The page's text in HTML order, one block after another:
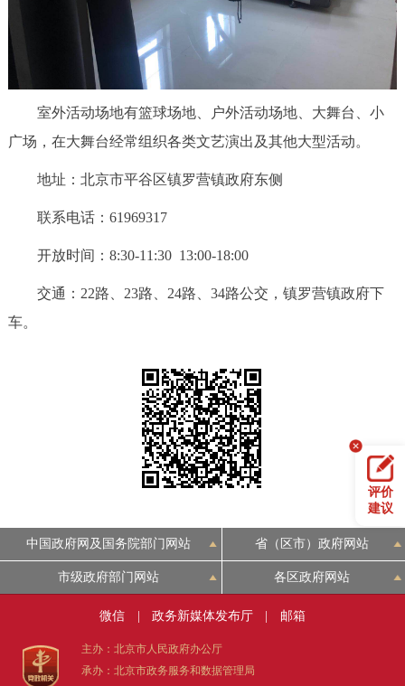
室外活动场地有篮球场地、户外活动场地、大舞台、小
广场，在大舞台经常组织各类文艺演出及其他大型活动。
地址：北京市平谷区镇罗营镇政府东侧
联系电话：61969317
开放时间：8:30-11:30 13:00-18:00
交通：22路、23路、24路、34路公交，镇罗营镇政府下
车。
评价
建议
中国政府网及国务院部门网站 省（区市）政府网站
市级政府部门网站 各区政府网站
微信 政务新媒体发布厅 邮箱
主办：北京市人民政府办公厅
承办：北京市政务服务和数据管理局